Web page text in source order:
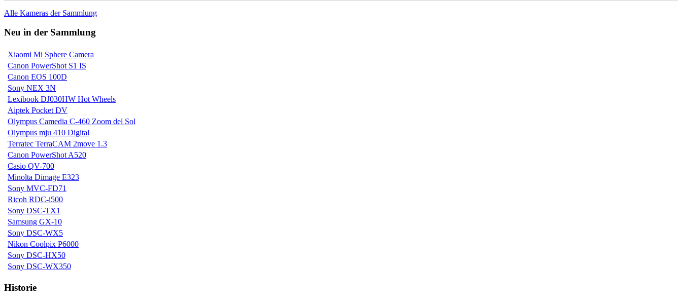
Alle Kameras der Sammlung
Neu in der Sammlung
Xiaomi Mi Sphere Camera
Canon PowerShot S1 IS
Canon EOS 100D
Sony NEX 3N
Lexibook DJ030HW Hot Wheels
Aiptek Pocket DV
Olympus Camedia C-460 Zoom del Sol
Olympus mju 410 Digital
Terratec TerraCAM 2move 1.3
Canon PowerShot A520
Casio QV-700
Minolta Dimage E323
Sony MVC-FD71
Ricoh RDC-i500
Sony DSC-TX1
Samsung GX-10
Sony DSC-WX5
Nikon Coolpix P6000
Sony DSC-HX50
Sony DSC-WX350
Historie